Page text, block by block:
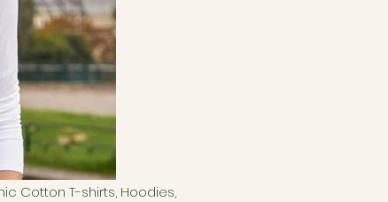
Cotton T-shirts, Hoodies,